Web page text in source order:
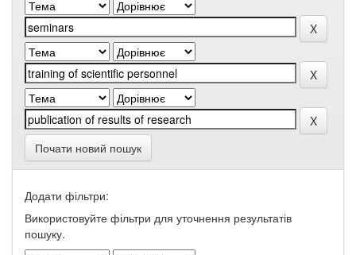
Почати новий пошук
Додати фільтри:
Використовуйте фільтри для уточнення результатів
пошуку.